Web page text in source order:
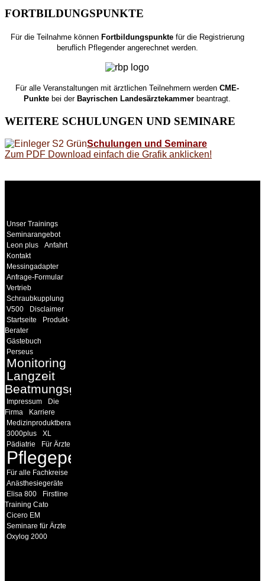
FORTBILDUNGSPUNKTE
Für die Teilnahme könnenFortbildungspunktefür die Registrierung
beruflich Pflegender angerechnet werden.
Für alle Veranstaltungen mit ärztlichen Teilnehmern werdenCME-
Punkte bei derBayrischen Landesärztekammer beantragt.
WEITERE SCHULUNGEN UND SEMINARE
Schulungen und Seminare
Zum PDF Download einfach die Grafik anklicken!
Unser Trainings
Seminarangebot
Leon plus
Anfahrt
Kontakt
Messingadapter
Anfrage-Formular
Vertrieb
Schraubkupplung
V500
Disclaimer
Startseite
Produkt-
Berater
Gästebuch
Perseus
Monitoring
Langzeit
Beatmungsgeräte
Impressum
Die
Firma
Karriere
Medizinproduktberater
3000plus
XL
Pädiatrie
Für Ärzte
Pflegepersonal
Für alle Fachkreise
Anästhesiegeräte
Elisa 800
Firstline
Training Cato
Cicero EM
Seminare für Ärzte
Oxylog 2000